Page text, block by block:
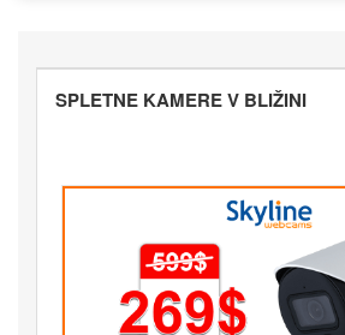
SPLETNE KAMERE V BLIŽINI